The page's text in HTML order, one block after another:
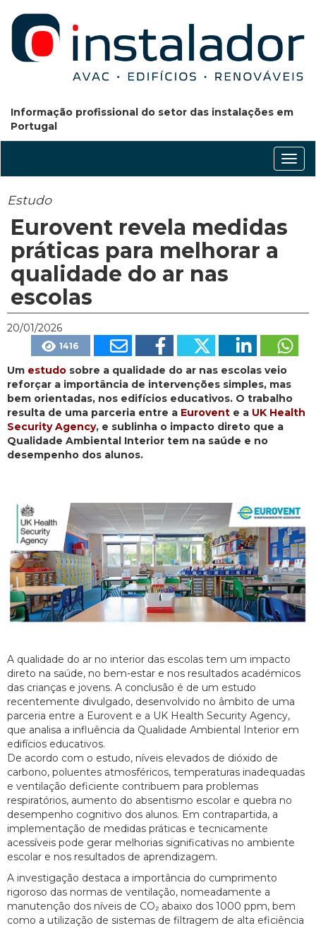
Informação profissional do setor das instalações em
Portugal
Estudo
Eurovent revela medidas
práticas para melhorar a
qualidade do ar nas
escolas
20/01/2026
1416
Um estudo sobre a qualidade do ar nas escolas veio
reforçar a importância de intervenções simples, mas
bem orientadas, nos edifícios educativos. O trabalho
resulta de uma parceria entre a Eurovent e a UK Health
Security Agency, e sublinha o impacto direto que a
Qualidade Ambiental Interior tem na saúde e no
desempenho dos alunos.
A qualidade do ar no interior das escolas tem um impacto
direto na saúde, no bem-estar e nos resultados académicos
das crianças e jovens. A conclusão é de um estudo
recentemente divulgado, desenvolvido no âmbito de uma
parceria entre a Eurovent e a UK Health Security Agency,
que analisa a influência da Qualidade Ambiental Interior em
edifícios educativos.
De acordo com o estudo, níveis elevados de dióxido de
carbono, poluentes atmosféricos, temperaturas inadequadas
e ventilação deficiente contribuem para problemas
respiratórios, aumento do absentismo escolar e quebra no
desempenho cognitivo dos alunos. Em contrapartida, a
implementação de medidas práticas e tecnicamente
acessíveis pode gerar melhorias significativas no ambiente
escolar e nos resultados de aprendizagem.
A investigação destaca a importância do cumprimento
rigoroso das normas de ventilação, nomeadamente a
manutenção dos níveis de CO₂ abaixo dos 1000 ppm, bem
como a utilização de sistemas de filtragem de alta eficiência